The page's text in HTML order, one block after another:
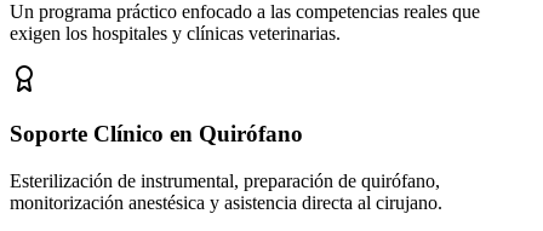
Un programa práctico enfocado a las competencias reales que
exigen los hospitales y clínicas veterinarias.
Soporte Clínico en Quirófano
Esterilización de instrumental, preparación de quirófano,
monitorización anestésica y asistencia directa al cirujano.